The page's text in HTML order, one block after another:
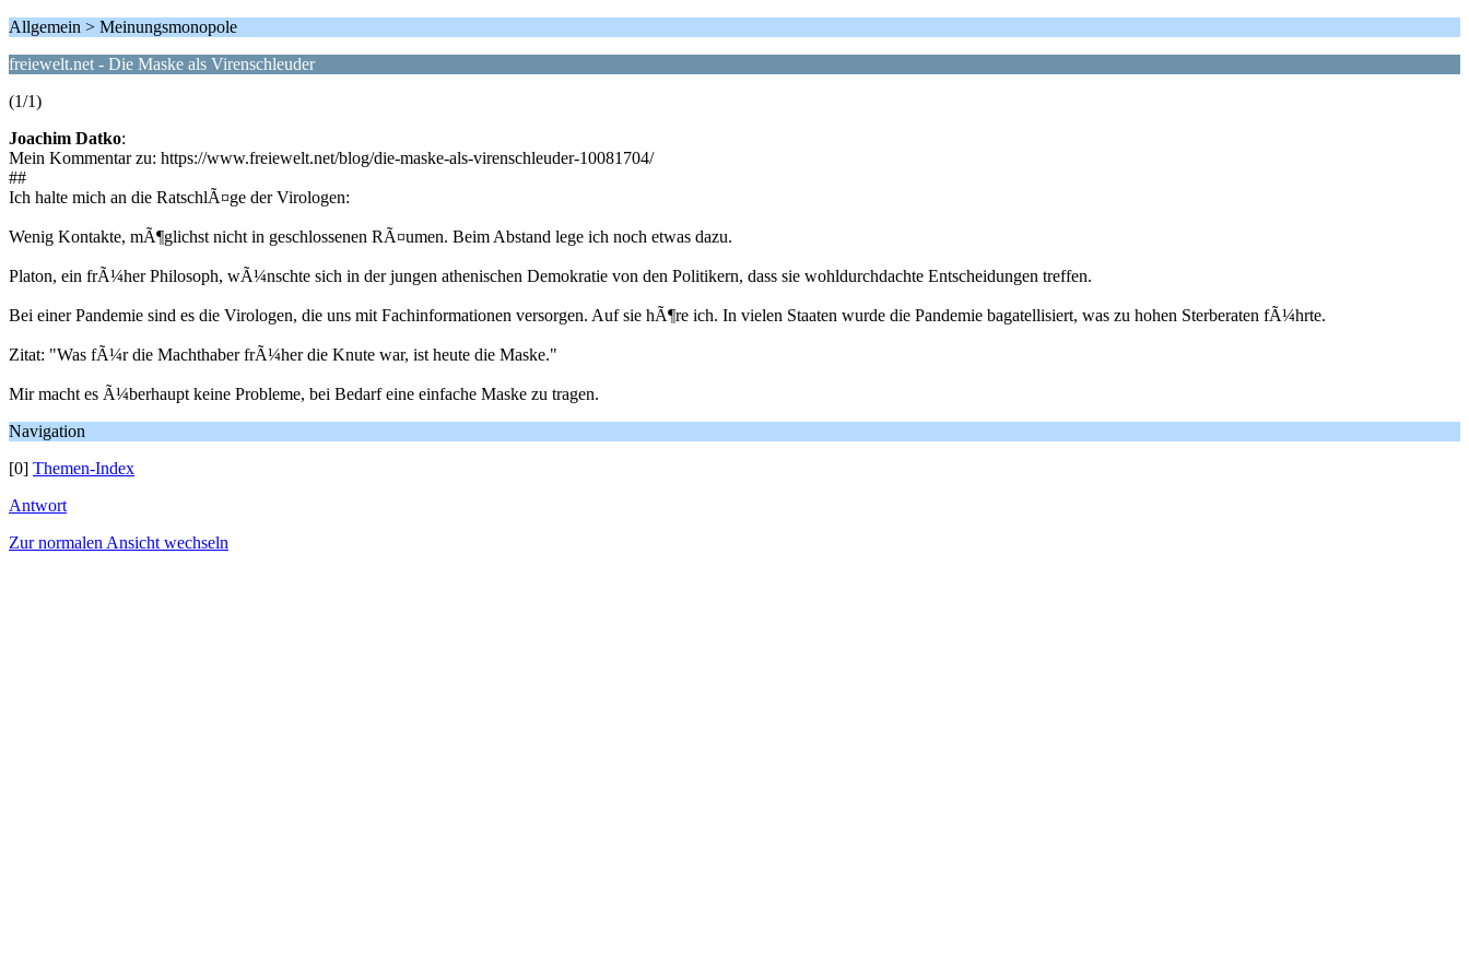
Allgemein > Meinungsmonopole
freiewelt.net - Die Maske als Virenschleuder
(1/1)
Joachim Datko:
Mein Kommentar zu: https://www.freiewelt.net/blog/die-maske-als-virenschleuder-10081704/
##
Ich halte mich an die RatschlÃ¤ge der Virologen:
Wenig Kontakte, mÃ¶glichst nicht in geschlossenen RÃ¤umen. Beim Abstand lege ich noch etwas dazu.
Platon, ein frÃ¼her Philosoph, wÃ¼nschte sich in der jungen athenischen Demokratie von den Politikern, dass sie wohldurchdachte Entscheidungen treffen.
Bei einer Pandemie sind es die Virologen, die uns mit Fachinformationen versorgen. Auf sie hÃ¶re ich. In vielen Staaten wurde die Pandemie bagatellisiert, was zu hohen Sterberaten fÃ¼hrte.
Zitat: "Was fÃ¼r die Machthaber frÃ¼her die Knute war, ist heute die Maske."
Mir macht es Ã¼berhaupt keine Probleme, bei Bedarf eine einfache Maske zu tragen.
Navigation
[0] Themen-Index
Antwort
Zur normalen Ansicht wechseln